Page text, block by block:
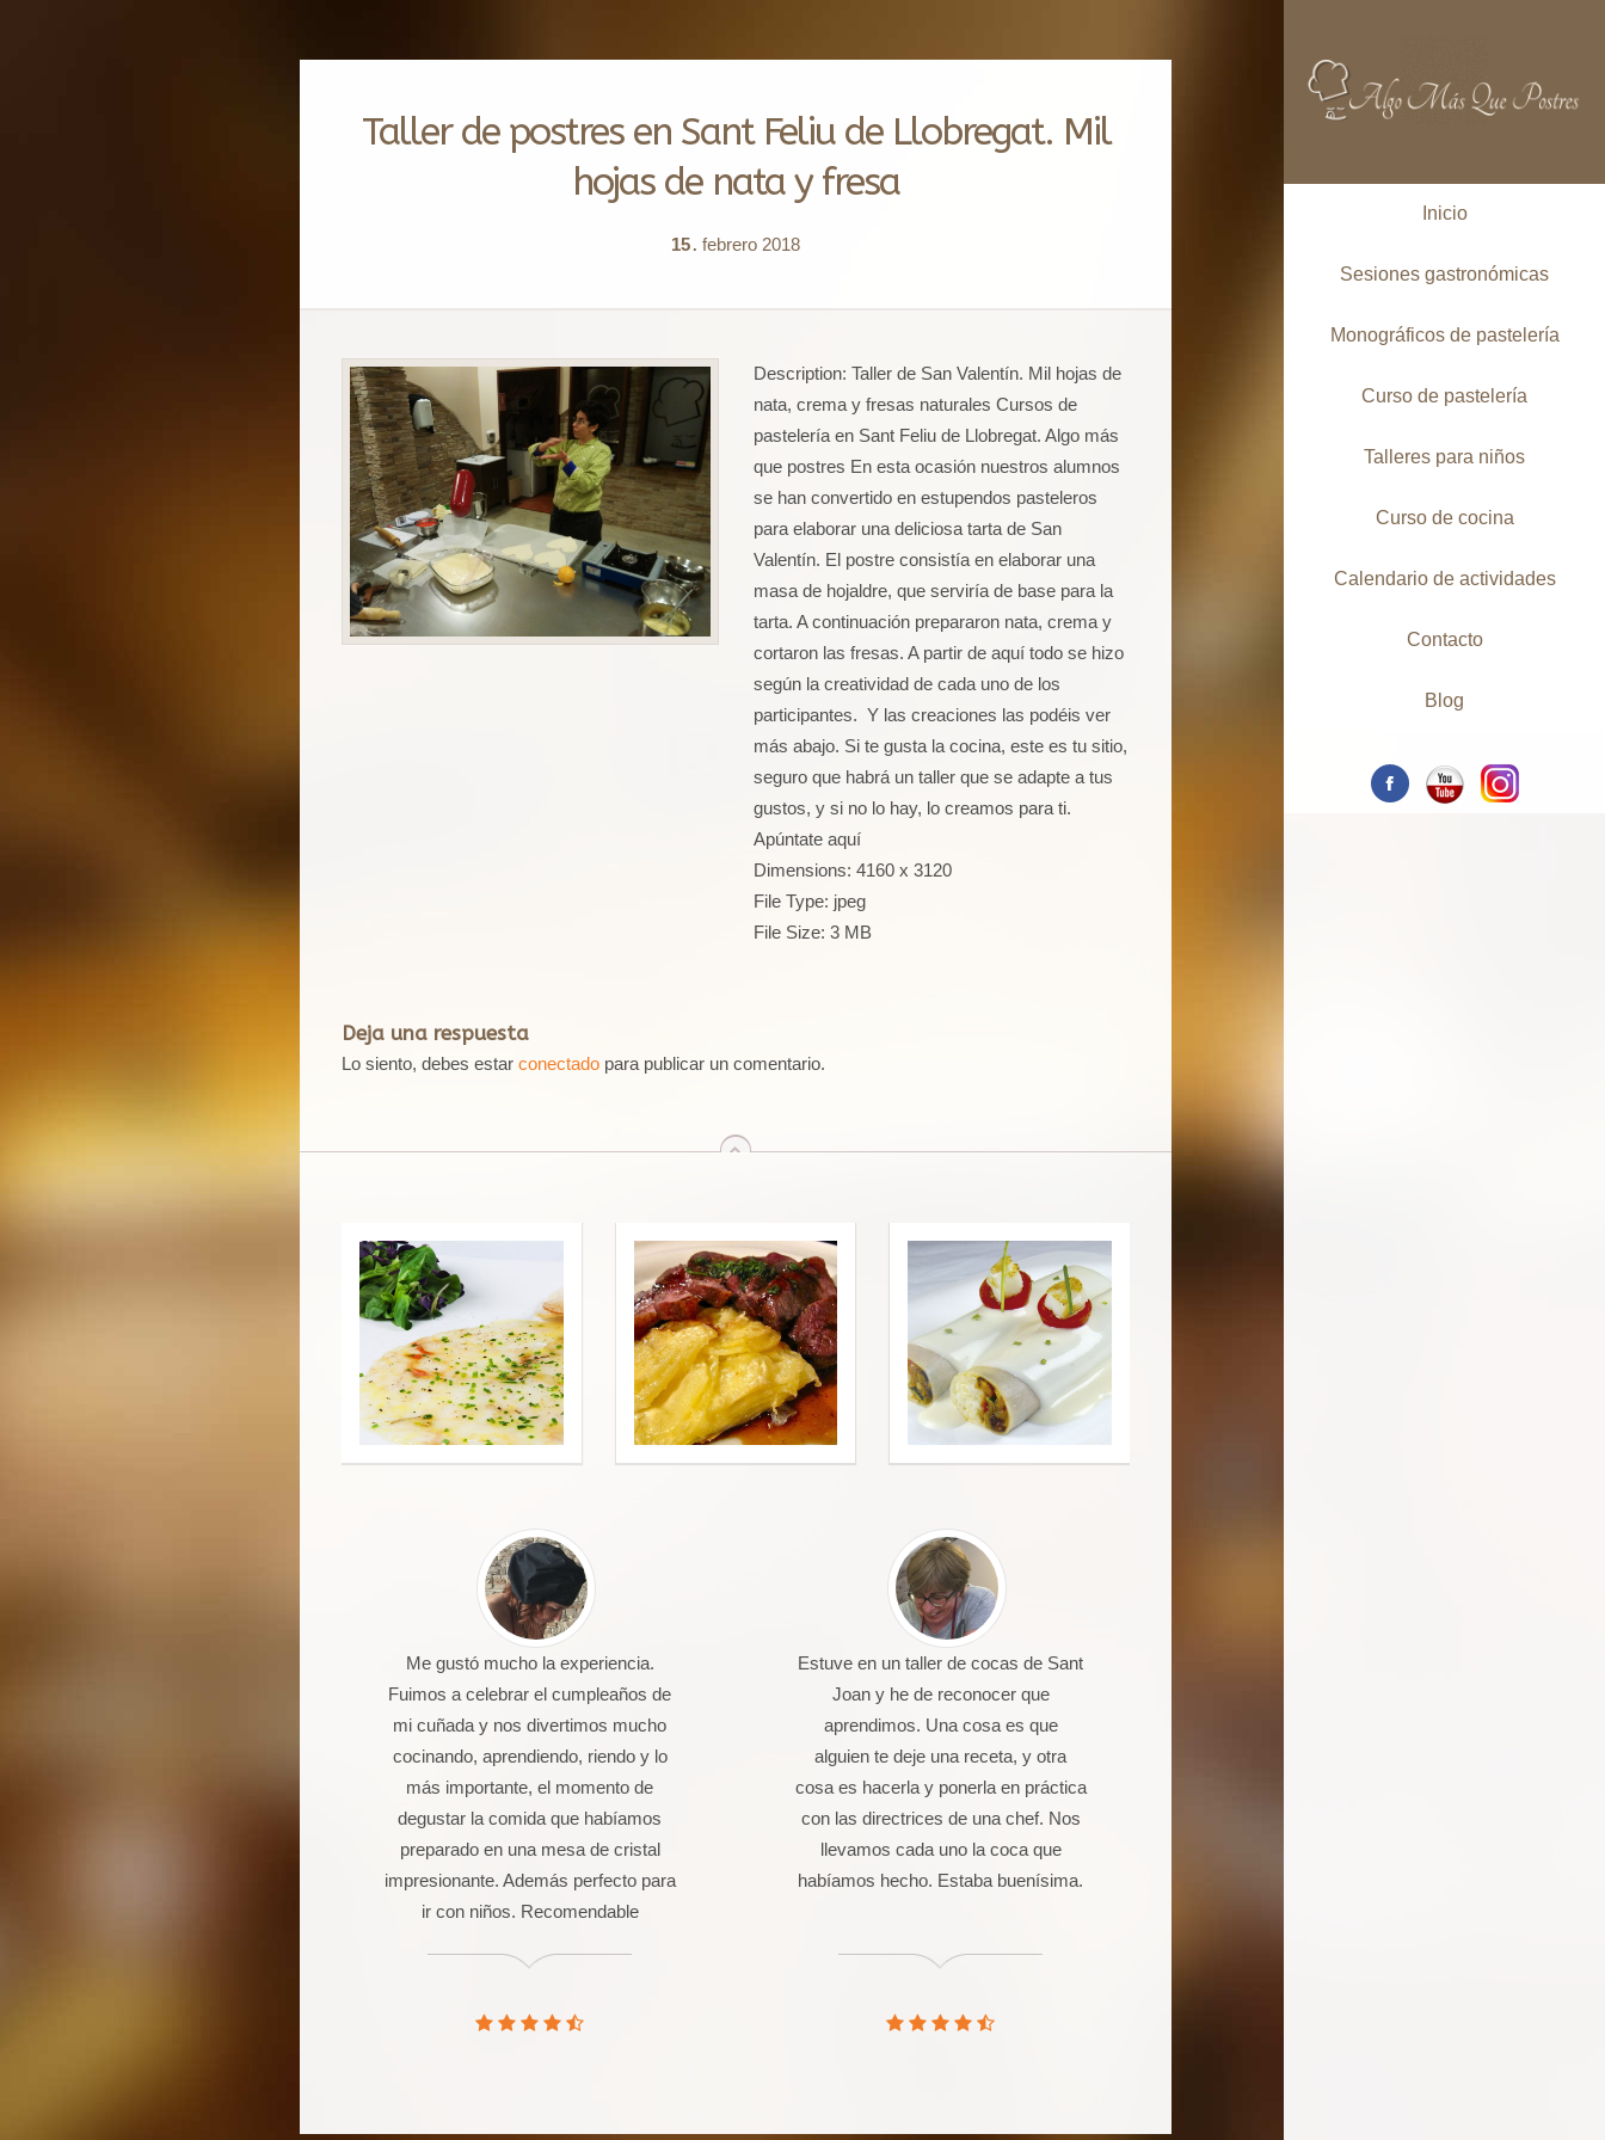
Inicio
Sesiones gastronómicas
Monográficos de pastelería
Curso de pastelería
Talleres para niños
Curso de cocina
Calendario de actividades
Contacto
Blog
Taller de postres en Sant Feliu de Llobregat. Mil
hojas de nata y fresa
15 . febrero 2018
Description: Taller de San Valentín. Mil hojas de
nata, crema y fresas naturales Cursos de
pastelería en Sant Feliu de Llobregat. Algo más
que postres En esta ocasión nuestros alumnos
se han convertido en estupendos pasteleros
para elaborar una deliciosa tarta de San
Valentín. El postre consistía en elaborar una
masa de hojaldre, que serviría de base para la
tarta. A continuación prepararon nata, crema y
cortaron las fresas. A partir de aquí todo se hizo
según la creatividad de cada uno de los
participantes. Y las creaciones las podéis ver
más abajo. Si te gusta la cocina, este es tu sitio,
seguro que habrá un taller que se adapte a tus
gustos, y si no lo hay, lo creamos para ti.
Apúntate aquí
Dimensions: 4160 x 3120
File Type: jpeg
File Size: 3 MB
Deja una respuesta
Lo siento, debes estar conectado para publicar un comentario.
arriba
Me gustó mucho la experiencia.
Fuimos a celebrar el cumpleaños de
mi cuñada y nos divertimos mucho
cocinando, aprendiendo, riendo y lo
más importante, el momento de
degustar la comida que habíamos
preparado en una mesa de cristal
impresionante. Además perfecto para
ir con niños. Recomendable
Estuve en un taller de cocas de Sant
Joan y he de reconocer que
aprendimos. Una cosa es que
alguien te deje una receta, y otra
cosa es hacerla y ponerla en práctica
con las directrices de una chef. Nos
llevamos cada uno la coca que
habíamos hecho. Estaba buenísima.